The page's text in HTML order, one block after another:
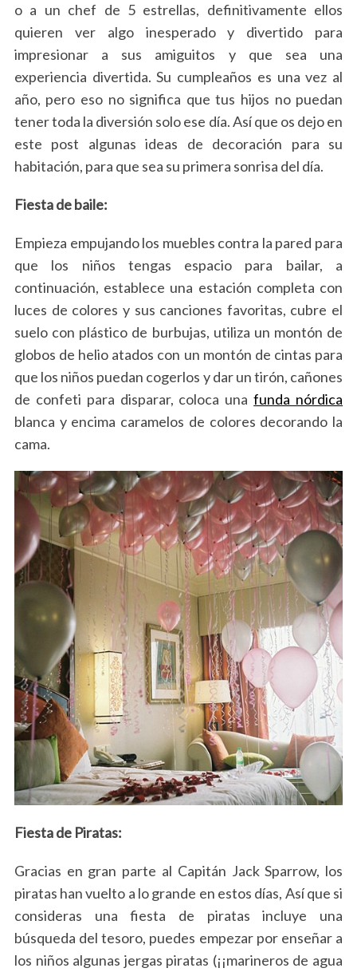
o a un chef de 5 estrellas, definitivamente ellos
quieren ver algo inesperado y divertido para
impresionar a sus amiguitos y que sea una
experiencia divertida. Su cumpleaños es una vez al
año, pero eso no significa que tus hijos no puedan
tener toda la diversión solo ese día. Así que os dejo en
este post algunas ideas de decoración para su
habitación, para que sea su primera sonrisa del día.
Fiesta de baile:
Empieza empujando los muebles contra la pared para
que los niños tengas espacio para bailar, a
continuación, establece una estación completa con
luces de colores y sus canciones favoritas, cubre el
suelo con plástico de burbujas, utiliza un montón de
globos de helio atados con un montón de cintas para
que los niños puedan cogerlos y dar un tirón, cañones
de confeti para disparar, coloca unafunda nórdica
blanca y encima caramelos de colores decorando la
cama.
Fiesta de Piratas:
Gracias en gran parte al Capitán Jack Sparrow, los
piratas han vuelto a lo grande en estos días, Así que si
consideras una fiesta de piratas incluye una
búsqueda del tesoro, puedes empezar por enseñar a
los niños algunas jergas piratas (¡¡marineros de agua